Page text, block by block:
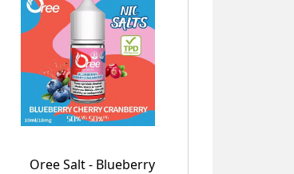
Oree Salt - Blueberry